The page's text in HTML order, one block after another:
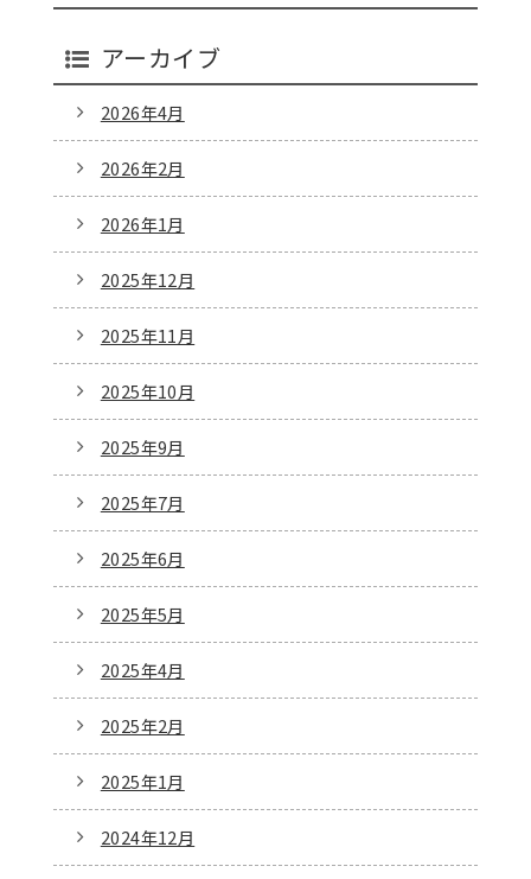
アーカイブ
2026年4月
2026年2月
2026年1月
2025年12月
2025年11月
2025年10月
2025年9月
2025年7月
2025年6月
2025年5月
2025年4月
2025年2月
2025年1月
2024年12月